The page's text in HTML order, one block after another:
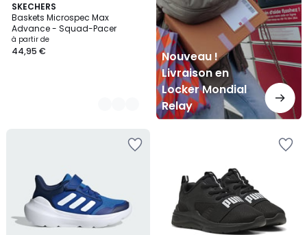
SKECHERS
Baskets Microspec Max
Advance - Squad-Pacer
à partir de
44,95 €
2
Couleurs
Nouveau !
Livraison en
Locker Mondial
Relay